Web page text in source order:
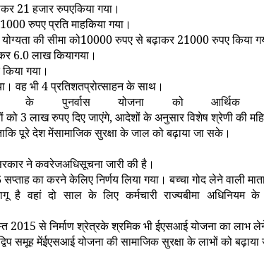
21हजार रुपएकिया गया।
1000रुपए प्रति माहकिया गया।
की सीमा को10000रुपए से बढ़ाकर21000रुपए किया
6.0लाख कियागया।
गया।
वह भी4प्रतिशतप्रोत्साहन के साथ।
के पुनर्वास योजना को आर्थिक
को 3लाख रुपए दिए जाएंगे, आदेशों के अनुसार विशेष श्रेणी की
पूरे देश मेंसामाजिक सुरक्षा के जाल को बढ़ाया जा सके।
ने कवरेजअधिसूचना जारी की है।
सप्ताह का करने केलिए निर्णय लिया गया। बच्चा गोद लेने वाली
वहां दो साल के लिए कर्मचारी राज्यबीमा अधिनियम
2015से निर्माण श्रेत्रके श्रमिक भी ईएसआई योजना का
समूह मेंईएसआई योजना की सामाजिक सुरक्षा के लाभों को